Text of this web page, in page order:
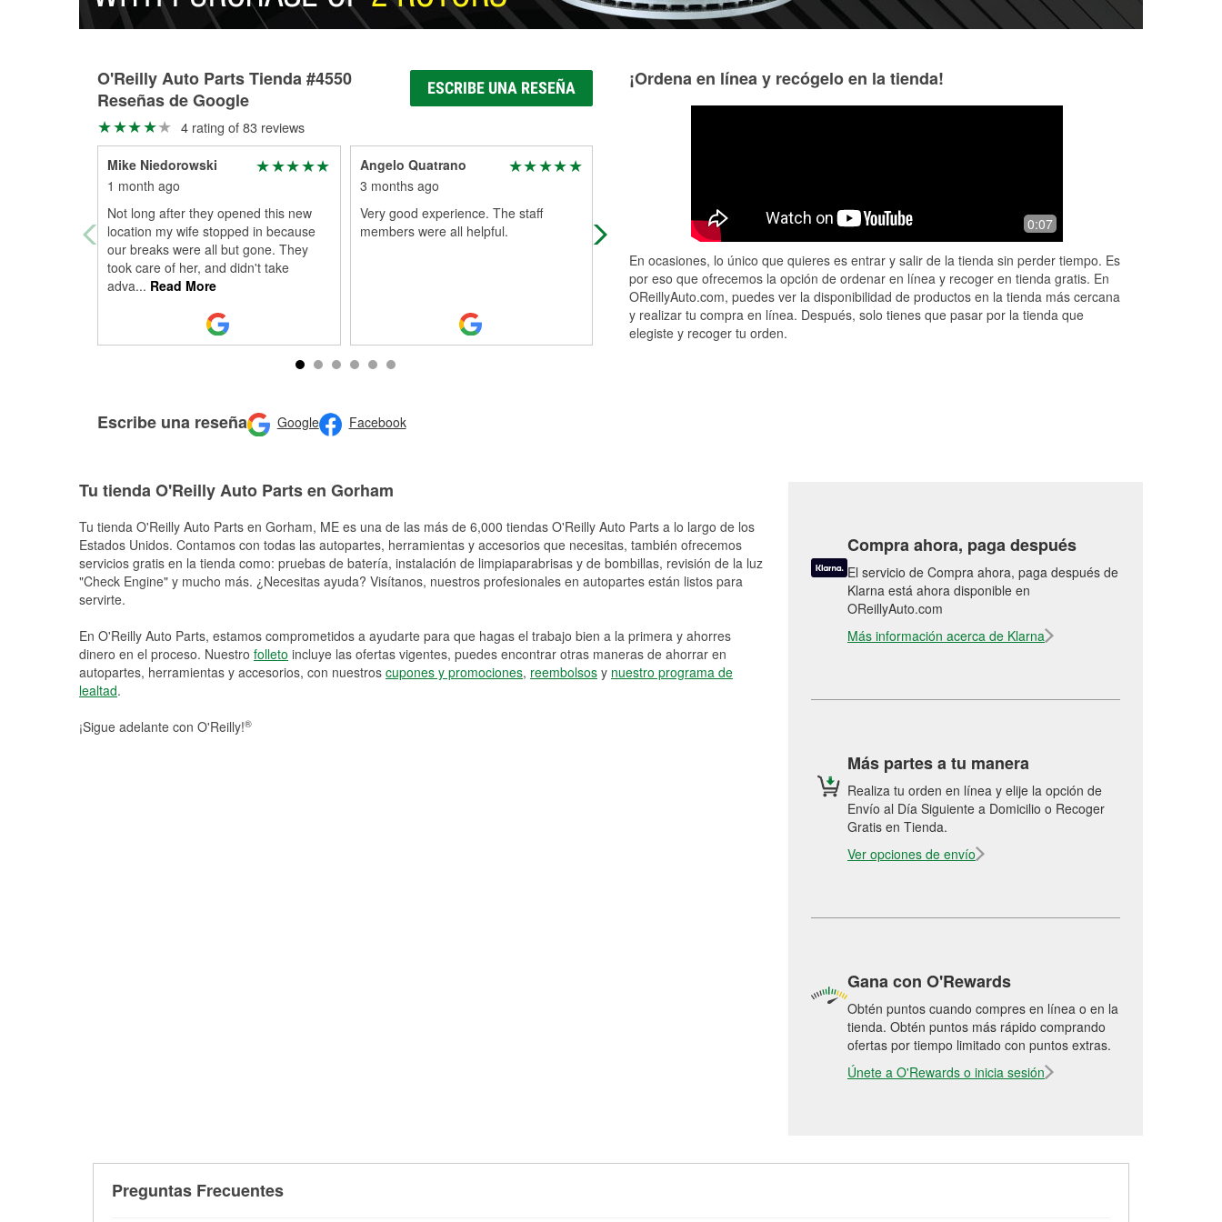
O'Reilly Auto Parts Tienda #4550
Reseñas de Google
ESCRIBE UNA RESEÑA
4 rating of 83 reviews
Mike Niedorowski
1 month ago
Not long after they opened this new
location my wife stopped in because
our breaks were all but gone. They
took care of her, and didn't take
adva... Read More
Angelo Quatrano
3 months ago
Very good experience. The staff
members were all helpful.
Friendly staff and had exactly what I
When I was there, I saw the team at
O'Reilly go out of their way to help
the street, and even helped them out
w...Read More
Escribe una reseña Google Facebook
¡Ordena en línea y recógelo en la tienda!
0:07
En ocasiones, lo único que quieres es entrar y salir de la tienda sin perder tiempo. Es
por eso que ofrecemos la opción de ordenar en línea y recoger en tienda gratis. En
OReillyAuto.com, puedes ver la disponibilidad de productos en la tienda más cercana
y realizar tu compra en línea. Después, solo tienes que pasar por la tienda que
elegiste y recoger tu orden.
Tu tienda O'Reilly Auto Parts en Gorham
Tu tienda O'Reilly Auto Parts en Gorham, ME es una de las más de 6,000 tiendas O'Reilly Auto Parts a lo largo de los
Estados Unidos. Contamos con todas las autopartes, herramientas y accesorios que necesitas, también ofrecemos
servicios gratis en la tienda como: pruebas de batería, instalación de limpiaparabrisas y de bombillas, revisión de la luz
"Check Engine" y mucho más. ¿Necesitas ayuda? Visítanos, nuestros profesionales en autopartes están listos para
servirte.
En O'Reilly Auto Parts, estamos comprometidos a ayudarte para que hagas el trabajo bien a la primera y ahorres
dinero en el proceso. Nuestro folleto incluye las ofertas vigentes, puedes encontrar otras maneras de ahorrar en
autopartes, herramientas y accesorios, con nuestros cupones y promociones, reembolsos y nuestro programa de
lealtad.
¡Sigue adelante con O'Reilly!®
Compra ahora, paga después
El servicio de Compra ahora, paga después de
Klarna está ahora disponible en
OReillyAuto.com
Más información acerca de Klarna
Más partes a tu manera
Realiza tu orden en línea y elije la opción de
Envío al Día Siguiente a Domicilio o Recoger
Gratis en Tienda.
Ver opciones de envío
Gana con O'Rewards
Obtén puntos cuando compres en línea o en la
tienda. Obtén puntos más rápido comprando
ofertas por tiempo limitado con puntos extras.
Únete a O'Rewards o inicia sesión
Preguntas Frecuentes